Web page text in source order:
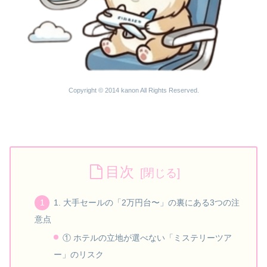
Copyright © 2014 kanon All Rights Reserved.
目次
1. 大手セールの「2万円台〜」の裏にある3つの注
意点
① ホテルの立地が選べない「ミステリーツア
ー」のリスク